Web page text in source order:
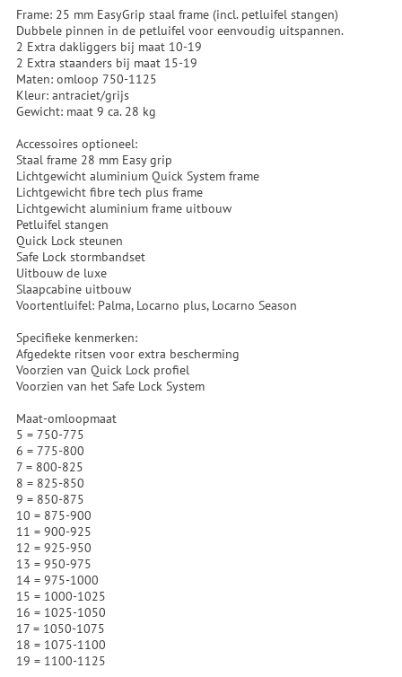
Frame: 25 mm EasyGrip staal frame (incl. petluifel stangen)
Dubbele pinnen in de petluifel voor eenvoudig uitspannen.
2 Extra dakliggers bij maat 10-19
2 Extra staanders bij maat 15-19
Maten: omloop 750-1125
Kleur: antraciet/grijs
Gewicht: maat 9 ca. 28 kg
Accessoires optioneel:
Staal frame 28 mm Easy grip
Lichtgewicht aluminium Quick System frame
Lichtgewicht fibre tech plus frame
Lichtgewicht aluminium frame uitbouw
Petluifel stangen
Quick Lock steunen
Safe Lock stormbandset
Uitbouw de luxe
Slaapcabine uitbouw
Voortentluifel: Palma, Locarno plus, Locarno Season
Specifieke kenmerken:
Afgedekte ritsen voor extra bescherming
Voorzien van Quick Lock profiel
Voorzien van het Safe Lock System
Maat-omloopmaat
5 = 750-775
6 = 775-800
7 = 800-825
8 = 825-850
9 = 850-875
10 = 875-900
11 = 900-925
12 = 925-950
13 = 950-975
14 = 975-1000
15 = 1000-1025
16 = 1025-1050
17 = 1050-1075
18 = 1075-1100
19 = 1100-1125